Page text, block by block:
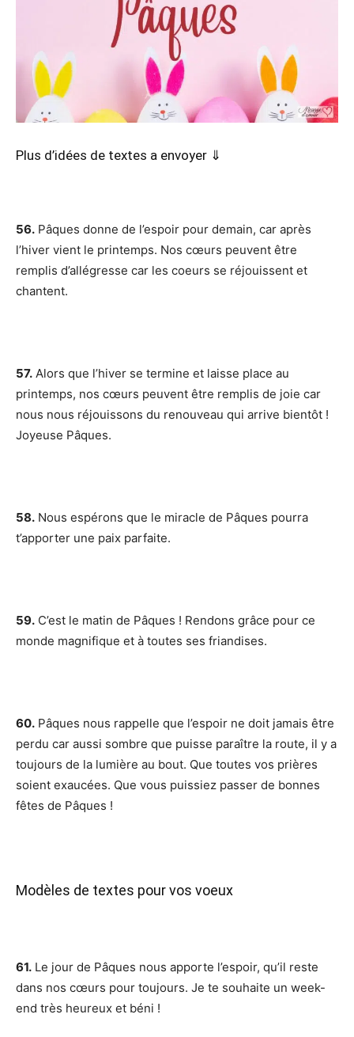
Plus d’idées de textes a envoyer ⇓
56. Pâques donne de l’espoir pour demain, car après
l’hiver vient le printemps. Nos cœurs peuvent être
remplis d’allégresse car les coeurs se réjouissent et
chantent.
57. Alors que l’hiver se termine et laisse place au
printemps, nos cœurs peuvent être remplis de joie car
nous nous réjouissons du renouveau qui arrive bientôt !
Joyeuse Pâques.
58. Nous espérons que le miracle de Pâques pourra
t’apporter une paix parfaite.
59. C’est le matin de Pâques ! Rendons grâce pour ce
monde magnifique et à toutes ses friandises.
60. Pâques nous rappelle que l’espoir ne doit jamais être
perdu car aussi sombre que puisse paraître la route, il y a
toujours de la lumière au bout. Que toutes vos prières
soient exaucées. Que vous puissiez passer de bonnes
fêtes de Pâques !
Modèles de textes pour vos voeux
61. Le jour de Pâques nous apporte l’espoir, qu’il reste
dans nos cœurs pour toujours. Je te souhaite un week-
end très heureux et béni !